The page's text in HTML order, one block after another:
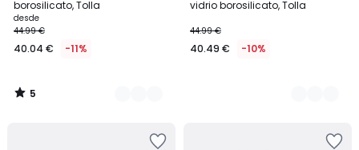
borosilicato, Tolla
desde
44.99 €
40.04 € -11%
5
5
/
vidrio borosilicato, Tolla
44.99 €
40.49 € -10%